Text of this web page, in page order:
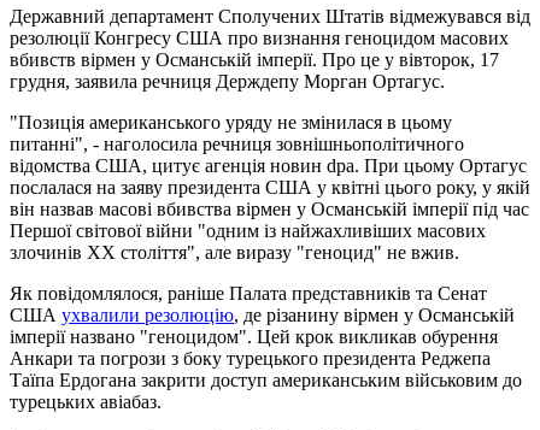
Державний департамент Сполучених Штатів відмежувався від
резолюції Конгресу США про визнання геноцидом масових
вбивств вірмен у Османській імперії. Про це у вівторок, 17
грудня, заявила речниця Держдепу Морган Ортагус.
"Позиція американського уряду не змінилася в цьому
питанні", - наголосила речниця зовнішньополітичного
відомства США, цитує агенція новин dpa. При цьому Ортагус
послалася на заяву президента США у квітні цього року, у якій
він назвав масові вбивства вірмен у Османській імперії під час
Першої світової війни "одним із найжахливіших масових
злочинів ХХ століття", але виразу "геноцид" не вжив.
Як повідомлялося, раніше Палата представників та Сенат
США ухвалили резолюцію, де різанину вірмен у Османській
імперії названо "геноцидом". Цей крок викликав обурення
Анкари та погрози з боку турецького президента Реджепа
Таїпа Ердогана закрити доступ американським військовим до
турецьких авіабаз.